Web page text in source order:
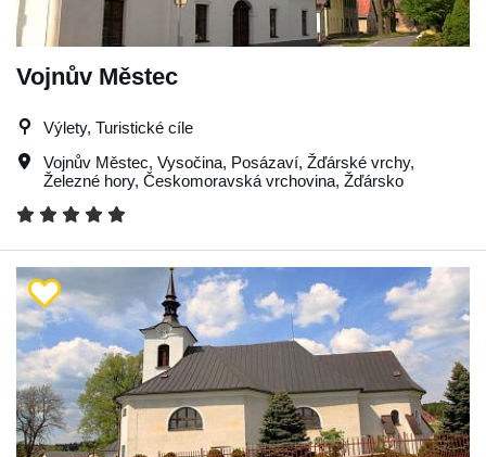
Vojnův Městec
Výlety, Turistické cíle
Vojnův Městec, Vysočina, Posázaví, Žďárské vrchy,
Železné hory, Českomoravská vrchovina, Žďársko